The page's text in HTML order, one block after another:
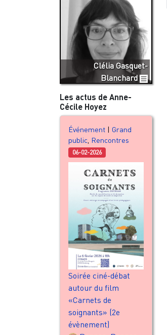
Clélia Gasquet-
Blanchard
Les actus de Anne-
Cécile Hoyez
Événement | Grand
public Rencontres
06-02-2026
Soirée ciné-débat
autour du film
«Carnets de
soignants» (2e
évènement)